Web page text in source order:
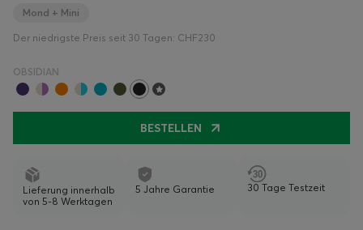
Mond + Mini
Der niedrigste Preis seit 30 Tagen: CHF230
OBSIDIAN
BESTELLEN
Lieferung innerhalb
von 5-8 Werktagen
5 Jahre Garantie 30 Tage Testzeit